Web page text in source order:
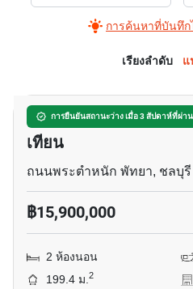
การค้นหาที่บันทึก
เรียงลำดับ แ
การยืนยันสถานะว่าง เมื่อ 3 สัปดาห์ที่ผ่า
เนียวานา เพลส คอนโด
เทียน
ถนนพระตำหนัก พัทยา, ชลบุรี
฿15,900,000
2 ห้องนอน
199.4 ม.2